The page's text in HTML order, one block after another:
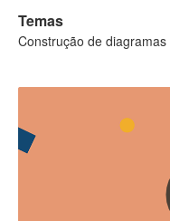
Temas
Construção de